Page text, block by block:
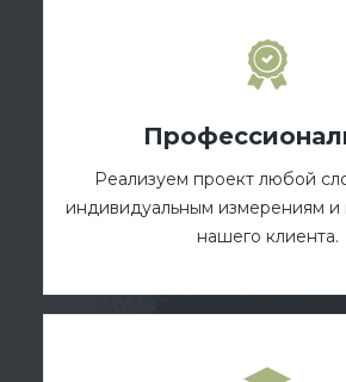
Реализуем проект любой
индивидуальным измерениям и
нашего клиента.